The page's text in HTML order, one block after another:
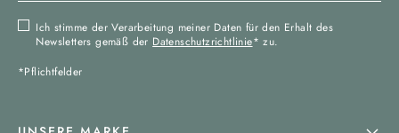
Ich stimme der Verarbeitung meiner Daten für den Erhalt des
Newsletters gemäß der Datenschutzrichtlinie* zu.
*Pflichtfelder